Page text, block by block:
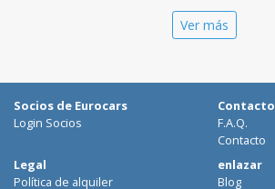
Galati
Suceava
Focsani
Targoviste
Ver más
Socios de Eurocars
Login Socios
Contacto
F.A.Q.
Contacto
Legal
Política de alquiler
enlazar
Blog